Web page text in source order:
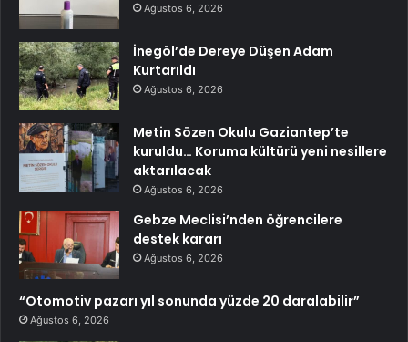
Ağustos 6, 2026
İnegöl’de Dereye Düşen Adam
Kurtarıldı
Ağustos 6, 2026
Metin Sözen Okulu Gaziantep’te
kuruldu… Koruma kültürü yeni nesillere
aktarılacak
Ağustos 6, 2026
Gebze Meclisi’nden öğrencilere
destek kararı
Ağustos 6, 2026
“Otomotiv pazarı yıl sonunda yüzde 20 daralabilir”
Ağustos 6, 2026